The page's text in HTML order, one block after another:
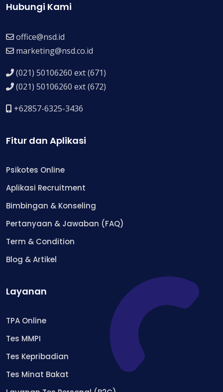
Hubungi Kami
office@nsd.id
marketing@nsd.co.id
(021) 50106260 ext (671)
(021) 50106260 ext (672)
+62857-6325-3436
Fitur dan Aplikasi
Psikotes Online
Aplikasi Recruitment
Bimbingan & Konseling
Pertanyaan & Jawaban (FAQ)
Term & Condition
Blog & Artikel
Layanan
TPA Online
Tes MMPI
Tes Kepribadian
Tes Minat Bakat